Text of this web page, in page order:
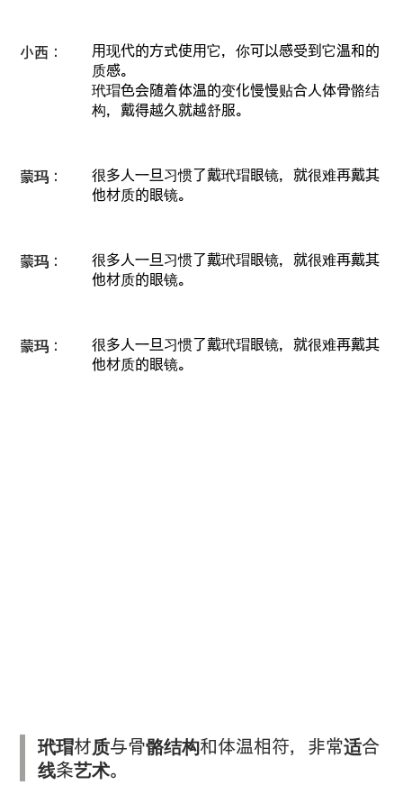
小西：
用现代的方式使用它，你可以感受到它温和的
质感。
玳瑁色会随着体温的变化慢慢贴合人体骨骼结
构，戴得越久就越舒服。
蒙玛：
很多人一旦习惯了戴玳瑁眼镜，就很难再戴其
他材质的眼镜。
蒙玛：
很多人一旦习惯了戴玳瑁眼镜，就很难再戴其
他材质的眼镜。
蒙玛：
很多人一旦习惯了戴玳瑁眼镜，就很难再戴其
他材质的眼镜。
玳瑁材质与骨骼结构和体温相符，非常适合
线条艺术。